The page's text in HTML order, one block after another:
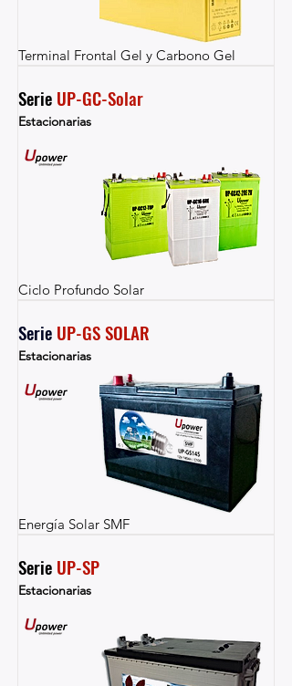
Terminal Frontal Gel y Carbono Gel
Serie UP-GC-Solar
Estacionarias
Ciclo Profundo Solar
Serie UP-GS SOLAR
Estacionarias
Energía Solar SMF
Serie UP-SP
Estacionarias